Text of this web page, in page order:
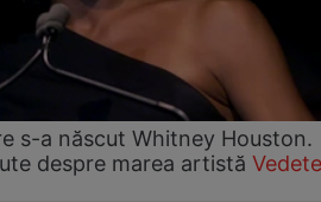
s-a născut Whitney Houston.
despre marea artistă Vedete